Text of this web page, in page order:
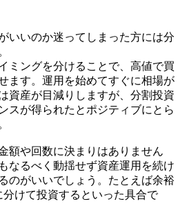
いいのか迷ってしまった方には分
ミングを分けることで、高値で買
ます。運用を始めてすぐに相場が
資産が目減りしますが、分割投資
スが得られたとポジティブにとら
額や回数に決まりはありません
なるべく動揺せず資産運用を続け
のがいいでしょう。たとえば余裕
分けて投資するといった具合で